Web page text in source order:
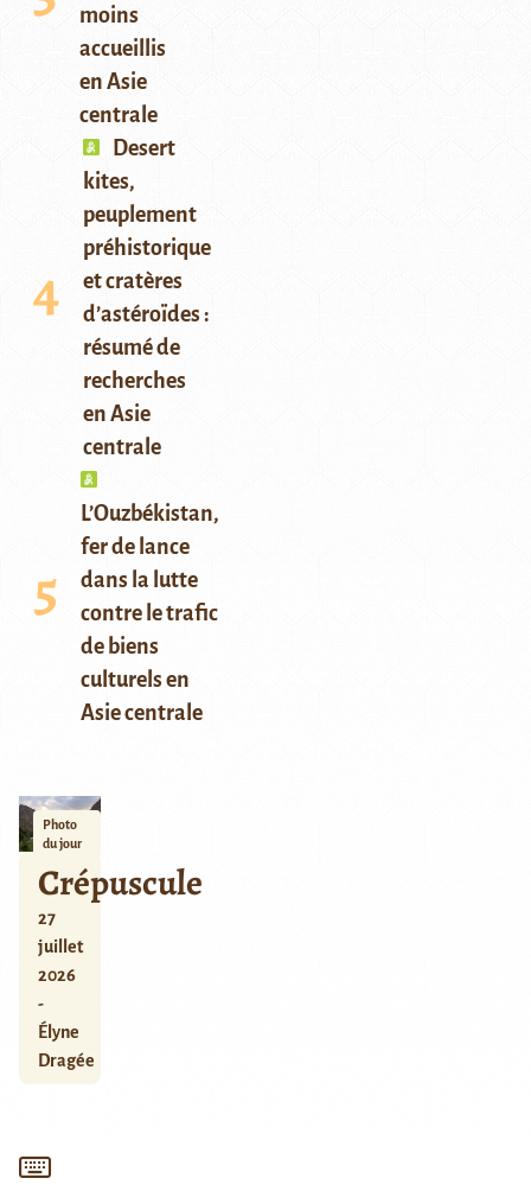
moins
accueillis
en Asie
centrale
Desert
kites,
peuplement
préhistorique
et cratères
d’astéroïdes :
résumé de
recherches
en Asie
centrale
L’Ouzbékistan,
fer de lance
dans la lutte
contre le trafic
de biens
culturels en
Asie centrale
Photo
du jour
Crépuscule
27
juillet
2026
-
Élyne
Dragée